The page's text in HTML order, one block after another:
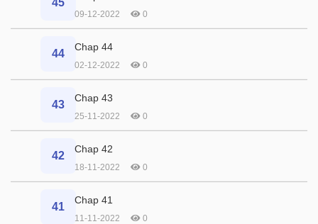
45
09-12-2022 0
44
Chap 44
02-12-2022 0
43
Chap 43
25-11-2022 0
42
Chap 42
18-11-2022 0
41
Chap 41
11-11-2022 0